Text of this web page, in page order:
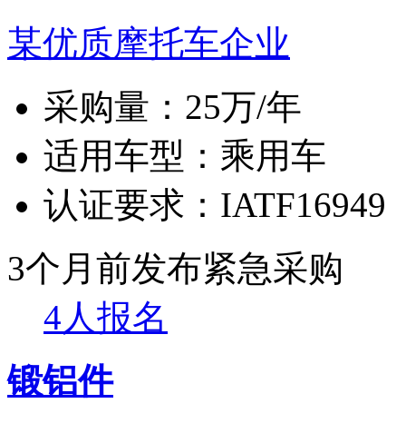
某优质摩托车企业
采购量： 25万/年
适用车型： 乘用车
认证要求： IATF16949
3个月前发布紧急采购
4人报名
锻铝件